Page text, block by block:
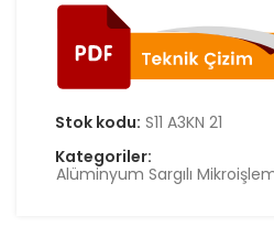
Stok kodu: S11 A3KN 21
Kategoriler:
Alüminyum Sargılı